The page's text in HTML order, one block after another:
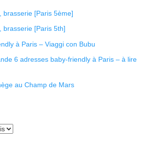
brasserie [Paris 5ème]
brasserie [Paris 5th]
à Paris – Viaggi con Bubu
6 adresses baby-friendly à Paris – à lire
au Champ de Mars